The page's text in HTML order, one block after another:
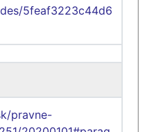
5feaf3223c44d6
pravne-